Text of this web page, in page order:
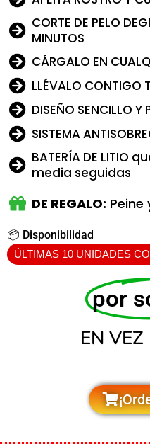
CORTE DE PELO
MINUTOS
CÁRGALO EN
LLÉVALO CONTIGO
DISEÑO SENCILLO Y
SISTEMA
BATERÍA DE LITIO
media seguidas
DE REGALO:
📦 Disponibilidad
ÚLTIMAS 10 UNIDADES
por
EN VEZ